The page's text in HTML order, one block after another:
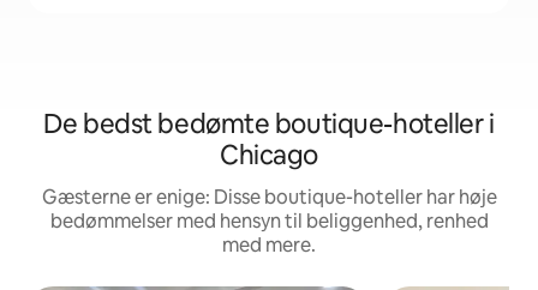
De bedst bedømte boutique-hoteller i
Chicago
Gæsterne er enige: Disse boutique-hoteller har høje
bedømmelser med hensyn til beliggenhed, renhed
med mere.